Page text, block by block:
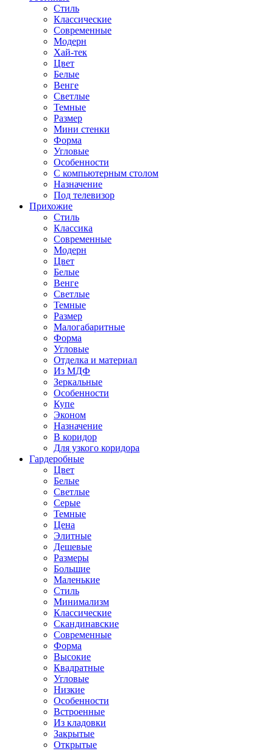
Стиль
Классические
Современные
Модерн
Хай-тек
Цвет
Белые
Венге
Светлые
Темные
Размер
Мини стенки
Форма
Угловые
Особенности
С компьютерным столом
Назначение
Под телевизор
Прихожие
Стиль
Классика
Современные
Модерн
Цвет
Белые
Венге
Светлые
Темные
Размер
Малогабаритные
Форма
Угловые
Отделка и материал
Из МДФ
Зеркальные
Особенности
Купе
Эконом
Назначение
В коридор
Для узкого коридора
Гардеробные
Цвет
Белые
Светлые
Серые
Темные
Цена
Элитные
Дешевые
Размеры
Большие
Маленькие
Стиль
Минимализм
Классические
Скандинавские
Современные
Форма
Высокие
Квадратные
Угловые
Низкие
Особенности
Встроенные
Из кладовки
Закрытые
Открытые